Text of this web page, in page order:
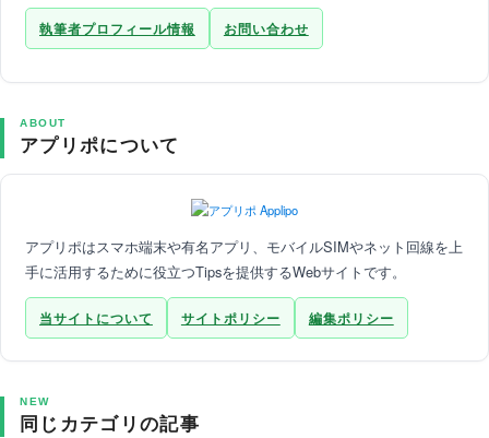
執筆者プロフィール情報 お問い合わせ
ABOUT
アプリポについて
アプリポはスマホ端末や有名アプリ、モバイルSIMやネット回線を上
手に活用するために役立つTipsを提供するWebサイトです。
当サイトについて サイトポリシー 編集ポリシー
NEW
同じカテゴリの記事